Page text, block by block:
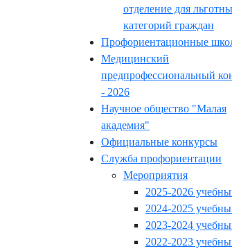
отделение для
категорий граждан
Профориентационные
Медицинский
предпрофессиональный
- 2026
Научное общество "Малая
академия"
Официальные конкурсы
Служба профориентации
Мероприятия
2025-2026
2024-2025
2023-2024
2022-2023